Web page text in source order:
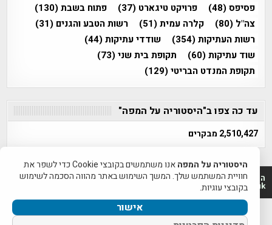
פסיפס(48) פרויקט טיגארט (37) פתוח בשבת(130)
צה"ל (80) קלרה עמית(51) רשות הטבע והגנים (31)
רשות העתיקות(354) שודדי עתיקות(44)
שוד עתיקות(60) תקופת בית שני(73)
תקופת המנדט הבריטי(129)
עד כה צפו ב"היסטוריה על המפה"
2,510,427 מבקרים
היסטוריה על המפה 2011-2026 | פרוייקט טיגארט 2012-2026|
www.mapah.co.il | www.tegart.uk
היסטוריה על המפה
אנו משתמשים בקובצי Cookie כדי לשפר את
חוויית המשתמש שלך. המשך השימוש באתר מהווה הסכמה לשימוש
בקובצי עוגיות.
אישור